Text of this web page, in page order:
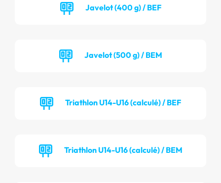
Javelot (400 g) / BEF
Javelot (500 g) / BEM
Triathlon U14-U16 (calculé) / BEF
Triathlon U14-U16 (calculé) / BEM